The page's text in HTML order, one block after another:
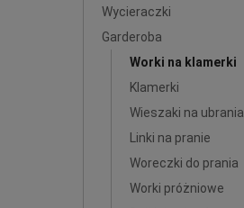
Wycieraczki
Garderoba
Worki na klamerki
Klamerki
Wieszaki na ubrania
Linki na pranie
Woreczki do prania
Worki próżniowe